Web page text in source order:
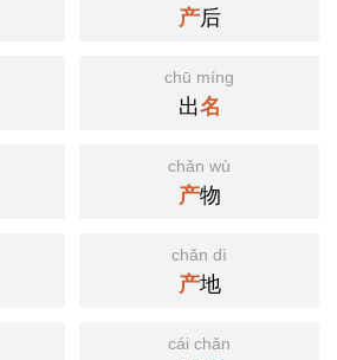
产后
chū míng
出名
chǎn wù
产物
chǎn dì
产地
cái chǎn